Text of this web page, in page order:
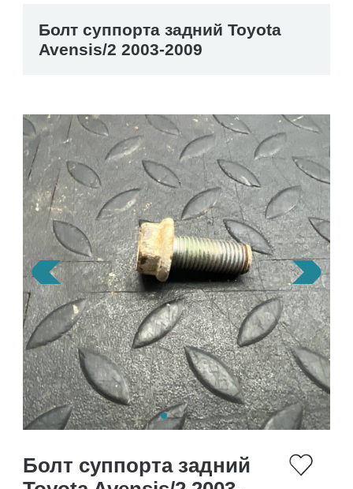
Болт суппорта задний Toyota
Avensis/2 2003-2009
Болт суппорта задний